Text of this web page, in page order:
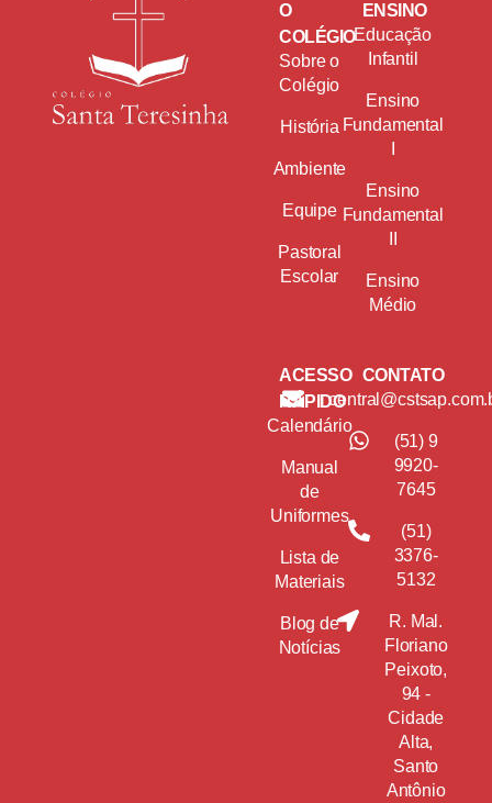
O
COLÉGIO
Sobre o
Colégio
História
Ambiente
Equipe
Pastoral
Escolar
ENSINO
Educação
Infantil
Ensino
Fundamental
Ensino
Fundamental
Ensino
Médio
ACESSO
RÁPIDO
Calendário
Manual
de
Uniformes
Lista de
Materiais
Blog de
Notícias
CONTATO
(51) 9
9920-
7645
(51)
3376-
5132
R. Mal.
Floriano
Peixoto,
94 -
Cidade
Alta,
Santo
Antônio